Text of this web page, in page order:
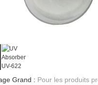
Grand : Pour les produits